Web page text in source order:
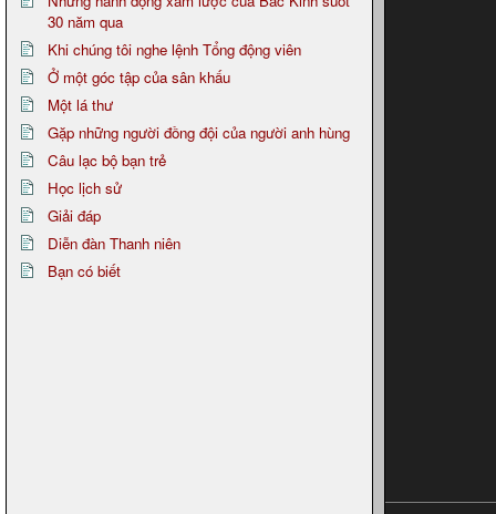
30 năm qua
Khi chúng tôi nghe lệnh Tổng động viên
Ở một góc tập của sân khấu
Một lá thư
Gặp những người đồng đội của người anh hùng
Câu lạc bộ bạn trẻ
Học lịch sử
Giải đáp
Diễn đàn Thanh niên
Bạn có biết